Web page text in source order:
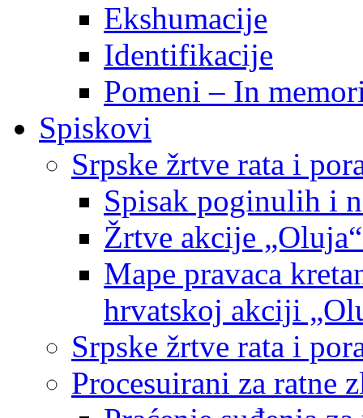
Ekshumacije
Identifikacije
Pomeni – In
Spiskovi
Srpske žrtve rata i
Spisak poginulih i
Žrtve akcije
Mape pravaca
hrvatskoj akciji
Srpske žrtve rata i
Procesuirani za ratne